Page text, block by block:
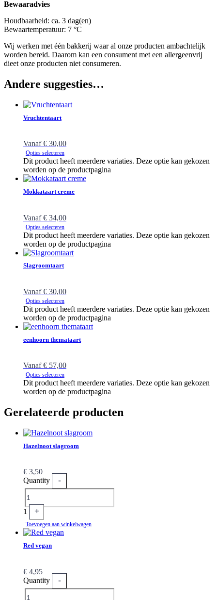
Bewaaradvies
Houdbaarheid: ca. 3 dag(en)
Bewaartemperatuur: 7 °C
Wij werken met één bakkerij waar al onze producten ambachtelijk
worden bereid. Daarom kan een consument met een allergeenvrij
dieet onze producten niet consumeren.
Andere suggesties…
Vruchtentaart
Vanaf€ 30,00
Opties selecteren
Dit product heeft meerdere variaties. Deze optie kan gekozen
worden op de productpagina
Mokkataart creme
Vanaf€ 34,00
Opties selecteren
Dit product heeft meerdere variaties. Deze optie kan gekozen
worden op de productpagina
Slagroomtaart
Vanaf€ 30,00
Opties selecteren
Dit product heeft meerdere variaties. Deze optie kan gekozen
worden op de productpagina
eenhoorn themataart
Vanaf€ 57,00
Opties selecteren
Dit product heeft meerdere variaties. Deze optie kan gekozen
worden op de productpagina
Gerelateerde producten
Hazelnoot slagroom
€ 3,50
Quantity
-
1 +
Toevoegen aan winkelwagen
Red vegan
€ 4,95
Quantity
-